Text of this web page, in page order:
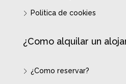
Politica de cookies
¿Como alquilar un
¿Como reservar?